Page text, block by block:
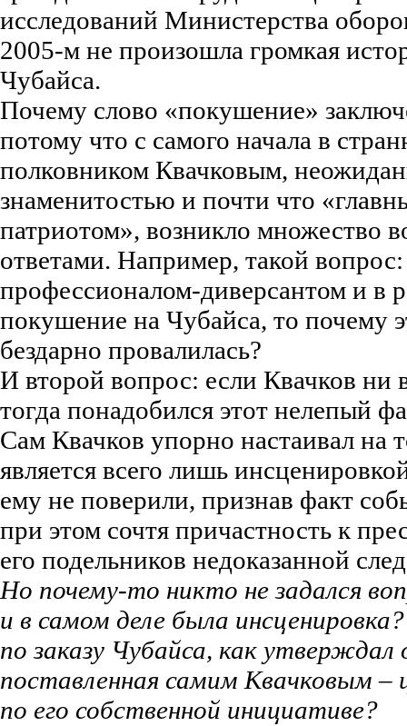
исследований Министерства
2005-м не произошла громкая
Чубайса.
Почему слово «покушение»
потому что с самого начала в
полковником Квачковым,
знаменитостью и почти что
патриотом», возникло множество
ответами. Например, такой
профессионалом-диверсантом и в
покушение на Чубайса, то почему
бездарно провалилась?
И второй вопрос: если Квачков ни
тогда понадобился этот нелепый
Сам Квачков упорно настаивал на
является всего лишь
ему не поверили, признав факт
при этом сочтя причастность к
его подельников недоказанной
Но почему-то никто не задался
и в самом деле была
по заказу Чубайса, как утверждал
поставленная самим Квачковым –
по его собственной инициативе?